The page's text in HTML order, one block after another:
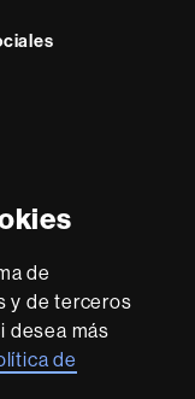
de
y de terceros
desea más
de